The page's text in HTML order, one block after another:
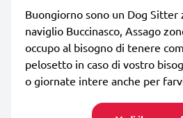
Buongiorno sono un Dog Sitter
naviglio Buccinasco, Assago
occupo al bisogno di tenere
pelosetto in caso di vostro
o giornate intere anche per